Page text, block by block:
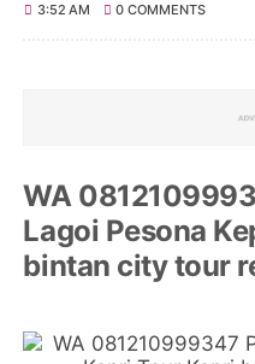
3:52 AM 0 COMMENTS
WA
Lagoi Pesona
bintan city tour